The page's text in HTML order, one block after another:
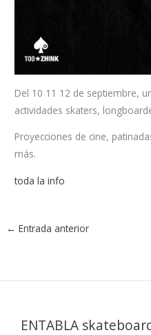
Del 10 11 12 de septiembre,
actividades skaters,
Proyecciones de cine,
más.
toda la info
← Entrada anterior
ENTABLA